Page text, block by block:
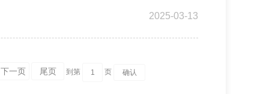
2025-03-13
下一页 尾页 到第 页